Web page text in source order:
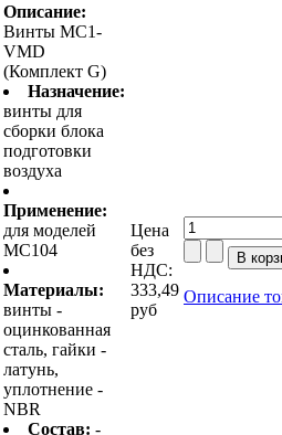
Описание:
Винты MC1-
VMD
(Комплект G)
Назначение:
винты для
сборки блока
подготовки
воздуха
Применение:
для моделей
MC104
Материалы:
винты -
оцинкованная
сталь, гайки -
латунь,
уплотнение -
NBR
Состав: -
Цена
без
НДС:
333,49
руб
Описание